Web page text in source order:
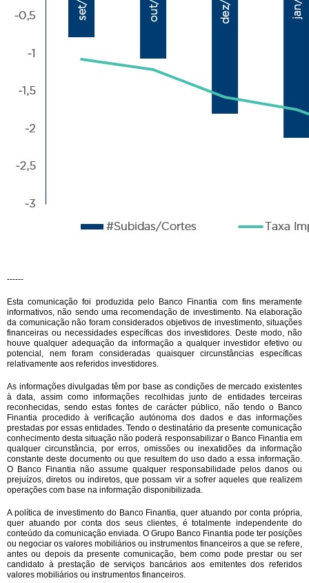
------
Esta comunicação foi produzida pelo Banco Finantia com fins meramente
informativos, não sendo uma recomendação de investimento. Na elaboração
da comunicação não foram considerados objetivos de investimento, situações
financeiras ou necessidades específicas dos investidores. Deste modo, não
houve qualquer adequação da informação a qualquer investidor efetivo ou
potencial, nem foram consideradas quaisquer circunstâncias específicas
relativamente aos referidos investidores.
As informações divulgadas têm por base as condições de mercado existentes
à data, assim como informações recolhidas junto de entidades terceiras
reconhecidas, sendo estas fontes de carácter público, não tendo o Banco
Finantia procedido à verificação autónoma dos dados e das informações
prestadas por essas entidades. Tendo o destinatário da presente comunicação
conhecimento desta situação não poderá responsabilizar o Banco Finantia em
qualquer circunstância, por erros, omissões ou inexatidões da informação
constante deste documento ou que resultem do uso dado a essa informação.
O Banco Finantia não assume qualquer responsabilidade pelos danos ou
prejuízos, diretos ou indiretos, que possam vir a sofrer aqueles que realizem
operações com base na informação disponibilizada.
A política de investimento do Banco Finantia, quer atuando por conta própria,
quer atuando por conta dos seus clientes, é totalmente independente do
conteúdo da comunicação enviada. O Grupo Banco Finantia pode ter posições
ou negociar os valores mobiliários ou instrumentos financeiros a que se refere,
antes ou depois da presente comunicação, bem como pode prestar ou ser
candidato à prestação de serviços bancários aos emitentes dos referidos
valores mobiliários ou instrumentos financeiros.